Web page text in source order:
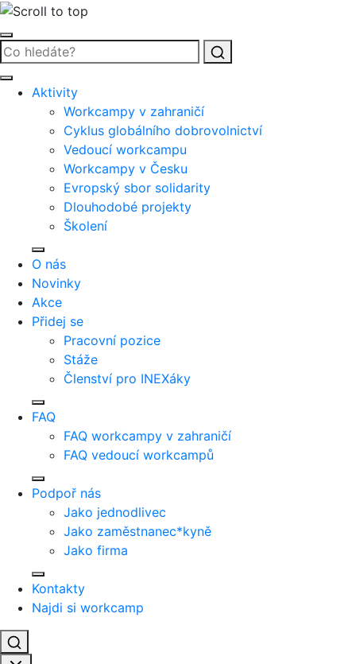
Vyhledat
Aktivity
Workcampy v zahraničí
Cyklus globálního dobrovolnictví
Vedoucí workcampu
Workcampy v Česku
Evropský sbor solidarity
Dlouhodobé projekty
Školení
O nás
Novinky
Akce
Přidej se
Pracovní pozice
Stáže
Členství pro INEXáky
FAQ
FAQ workcampy v zahraničí
FAQ vedoucí workcampů
Podpoř nás
Jako jednodlivec
Jako zaměstnanec*kyně
Jako firma
Kontakty
Najdi si workcamp